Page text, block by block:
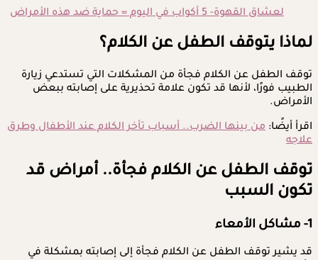
لعشاق القهوة- 5 أكواب في اليوم = حماية ضد هذه الأمراض
لماذا يتوقف الطفل عن الكلام؟
توقف الطفل عن الكلام فجأة من المشكلات التي تستدعي زيارة
الطبيب فورًا، لأنها قد تكون علامة تحذيرية على إصابته ببعض
الأمراض.
اقرأ أيضًا: من بينها الضرب.. أسباب تأخر الكلام عند الأطفال وطرق
علاجه
توقف الطفل عن الكلام فجأة.. أمراض قد
تكون السبب
1- مشاكل الأمعاء
قد يشير توقف الطفل عن الكلام فجأة إلى إصابته بمشكلة في